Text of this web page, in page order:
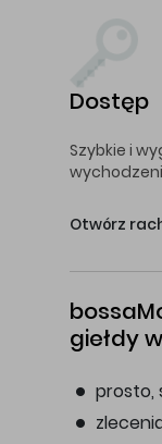
Dostęp
Szybkie i
Otwórz
giełdy
prosto,